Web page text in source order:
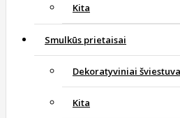
Kita
Smulkūs prietaisai
Dekoratyviniai
Kita